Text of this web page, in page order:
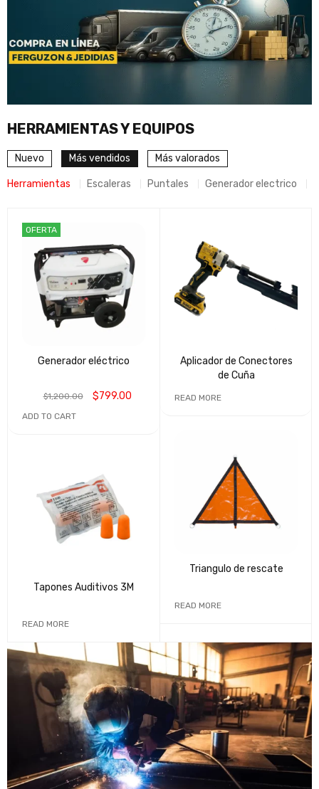
HERRAMIENTAS Y EQUIPOS
Nuevo Más vendidos Más valorados
OFERTA
Generador eléctrico
$1,200.00 $799.00
ADD TO CART
Tapones Auditivos 3M
READ MORE
Aplicador de Conectores
de Cuña
READ MORE
Triangulo de rescate
READ MORE
Herramientas Escaleras Puntales Generador electrico